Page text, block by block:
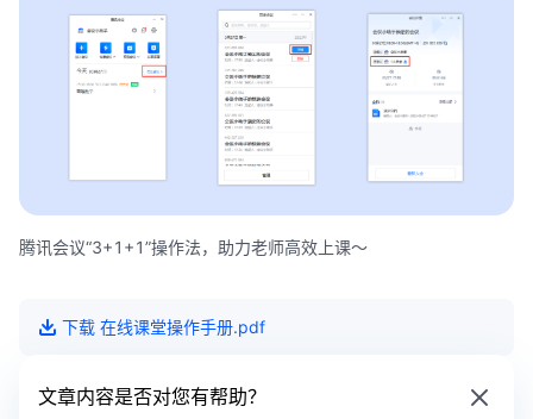
腾讯会议“3+1+1”操作法，助力老师高效上课～
下载 在线课堂操作手册.pdf
文章内容是否对您有帮助？